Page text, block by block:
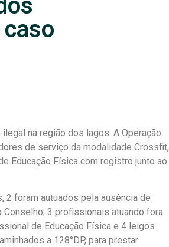
na região dos lagos. A Operação
de serviço da modalidade Crossfit,
Educação Física com registro junto ao
foram autuados pela ausência de
3 profissionais atuando fora
de Educação Física e 4 leigos
a 128°DP, para prestar